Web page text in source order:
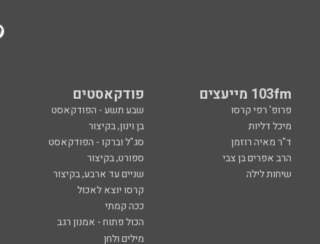
103fm מייעצים פודקאסטים
פרופ' רפי קרסו שבע תשע - הפודקאסט
מיכל דליות בן וינון, בקיצור
ד"ר מאיה רוזמן סג"ל וברקו - הפודקאסט
הרב אפרים בן צבי ספורט, בקיצור
שיחות לילה שניים עד ארבע, בקיצור
קרסו יוצא לאכול
ככה קמתי
הכול פתוח - אמנון רגב
מילים ולחן